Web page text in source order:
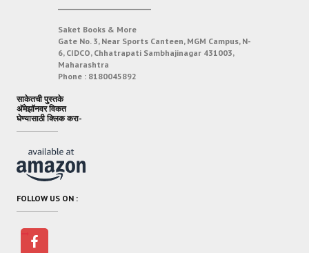
Saket Books & More
Gate No. 3, Near Sports Canteen, MGM Campus, N-
6, CIDCO, Chhatrapati Sambhajinagar 431003,
Maharashtra
Phone : 8180045892
साकेतची पुस्तके
अ‍ॅमेझॉनवर विकत
घेण्यासाठी क्लिक करा-
FOLLOW US ON :